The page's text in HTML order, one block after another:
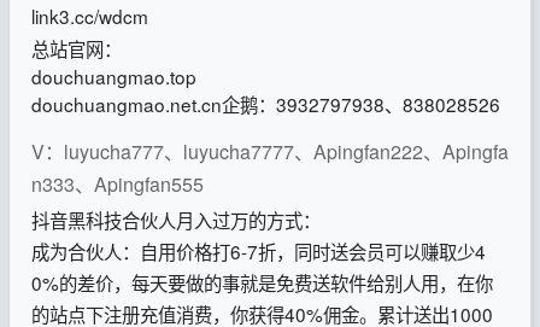
link3.cc/wdcm
总站官网：
douchuangmao.top
douchuangmao.net.cn企鹅：3932797938、838028526
V：luyucha777、luyucha7777、Apingfan222、Apingfa
n333、Apingfan555
抖音黑科技合伙人月入过万的方式：
成为合伙人：自用价格打6-7折，同时送会员可以赚取少4
0%的差价，每天要做的事就是免费送软件给别人用，在你
的站点下注册充值消费，你获得40%佣金。累计送出1000